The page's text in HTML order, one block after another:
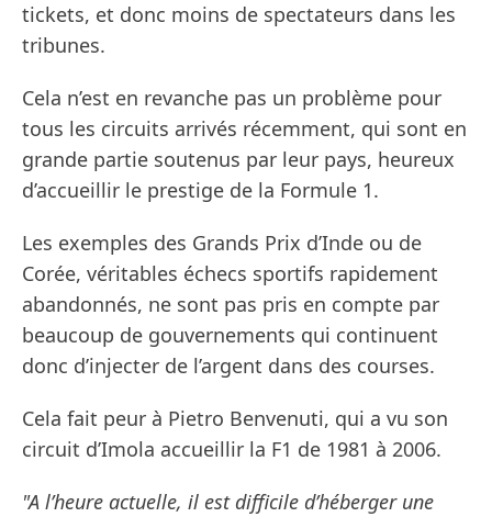
tickets, et donc moins de spectateurs dans les
tribunes.
Cela n’est en revanche pas un problème pour
tous les circuits arrivés récemment, qui sont en
grande partie soutenus par leur pays, heureux
d’accueillir le prestige de la Formule 1.
Les exemples des Grands Prix d’Inde ou de
Corée, véritables échecs sportifs rapidement
abandonnés, ne sont pas pris en compte par
beaucoup de gouvernements qui continuent
donc d’injecter de l’argent dans des courses.
Cela fait peur à Pietro Benvenuti, qui a vu son
circuit d’Imola accueillir la F1 de 1981 à 2006.
"A l’heure actuelle, il est difficile d’héberger une